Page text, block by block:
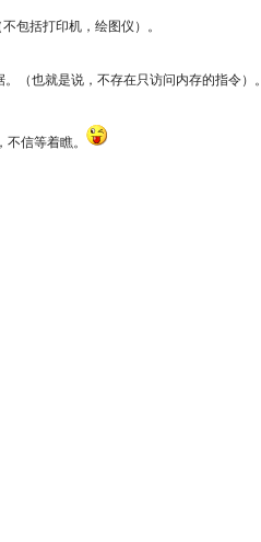
包括打印机，绘图仪）。
（也就是说，不存在只访问内存的指令）。
信等着瞧。